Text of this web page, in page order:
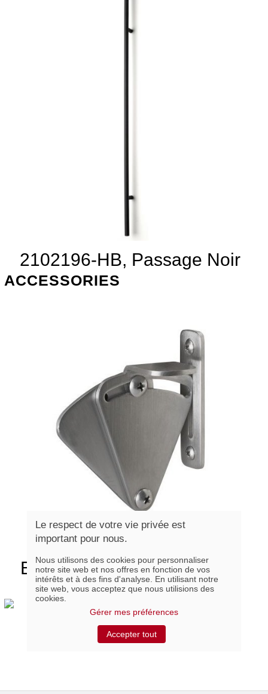
2102196-HB, Passage Noir
ACCESSORIES
BARNLOCK-SS, Loquet de
Porte Inox
Kit de Roulettes Urbano
Le respect de votre vie privée est
important pour nous.
Nous utilisons des cookies pour personnaliser
notre site web et nos offres en fonction de vos
intérêts et à des fins d'analyse. En utilisant notre
site web, vous acceptez que nous utilisions des
cookies.
Gérer mes préférences
Accepter tout